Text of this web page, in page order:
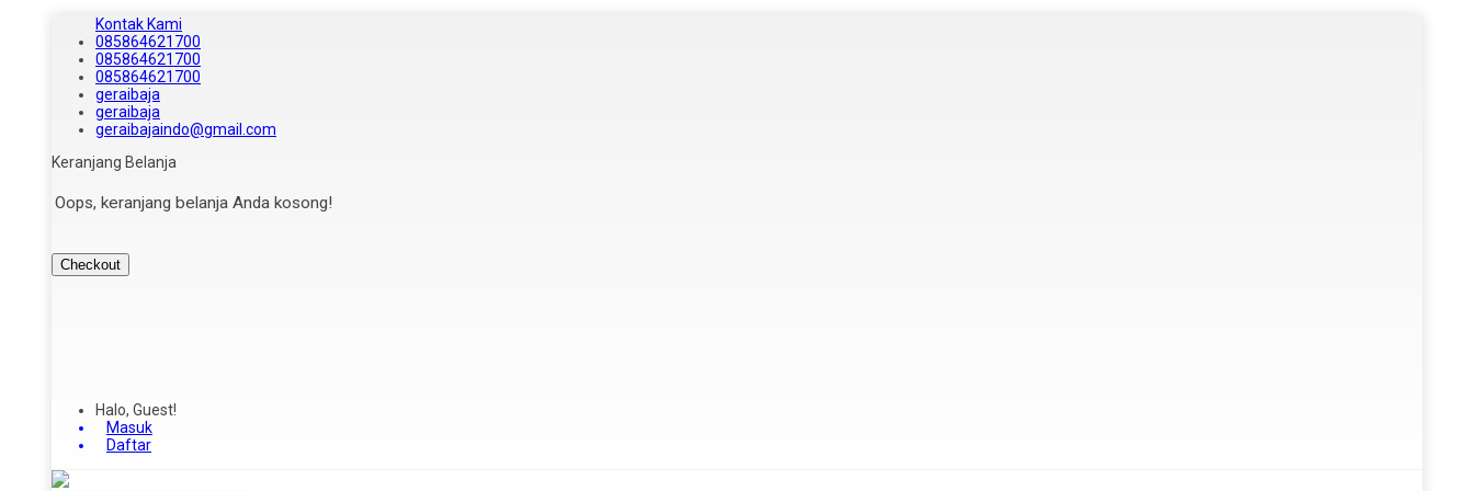
Kontak Kami
085864621700
085864621700
085864621700
geraibaja
geraibaja
geraibajaindo@gmail.com
Keranjang Belanja
Oops, keranjang belanja Anda kosong!
Checkout
Halo, Guest!
Masuk
Daftar